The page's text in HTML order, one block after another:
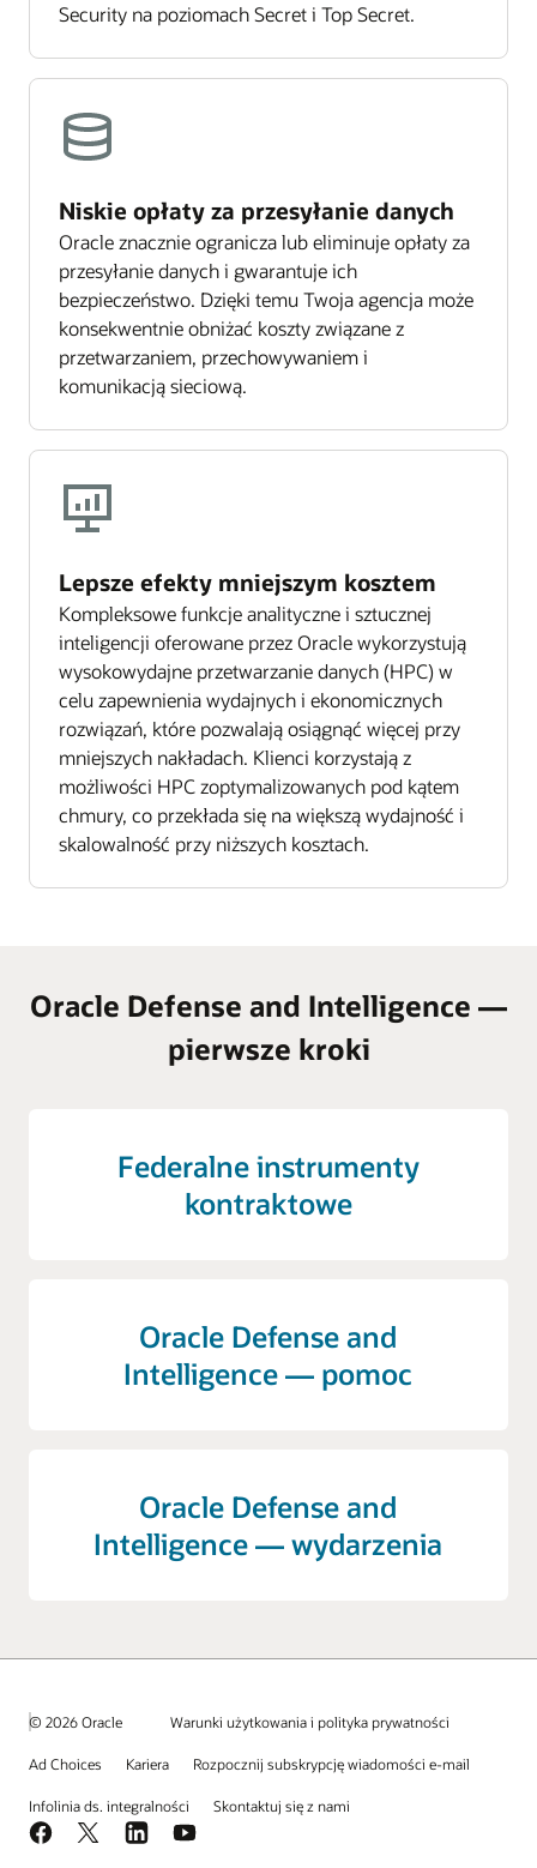
Security na poziomach Secret i Top Secret.
Niskie opłaty za przesyłanie danych
Oracle znacznie ogranicza lub eliminuje opłaty za
przesyłanie danych i gwarantuje ich
bezpieczeństwo. Dzięki temu Twoja agencja może
konsekwentnie obniżać koszty związane z
przetwarzaniem, przechowywaniem i
komunikacją sieciową.
Lepsze efekty mniejszym kosztem
Kompleksowe funkcje analityczne i sztucznej
inteligencji oferowane przez Oracle wykorzystują
wysokowydajne przetwarzanie danych (HPC) w
celu zapewnienia wydajnych i ekonomicznych
rozwiązań, które pozwalają osiągnąć więcej przy
mniejszych nakładach. Klienci korzystają z
możliwości HPC zoptymalizowanych pod kątem
chmury, co przekłada się na większą wydajność i
skalowalność przy niższych kosztach.
Oracle Defense and Intelligence —
pierwsze kroki
Federalne instrumenty
kontraktowe
Oracle Defense and
Intelligence — pomoc
Oracle Defense and
Intelligence — wydarzenia
© 2026 Oracle Warunki użytkowania i polityka prywatności
Ad Choices Kariera Rozpocznij subskrypcję wiadomości e-mail
Infolinia ds. integralności Skontaktuj się z nami
Facebook
X LinkedInYouTube